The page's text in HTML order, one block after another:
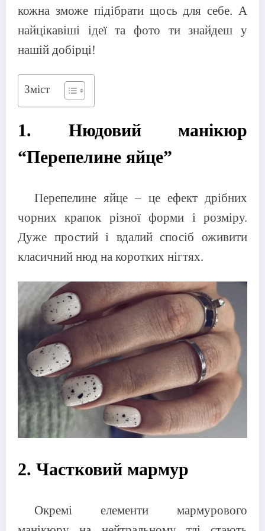
кожна зможе підібрати щось для себе. А
найцікавіші ідеї та фото ти знайдеш у
нашій добірці!
Зміст
1. Нюдовий манікюр
“Перепелине яйце”
Перепелине яйце – це ефект дрібних
чорних крапок різної форми і розміру.
Дуже простий і вдалий спосіб оживити
класичний нюд на коротких нігтях.
2. Частковий мармур
Окремі елементи мармурового